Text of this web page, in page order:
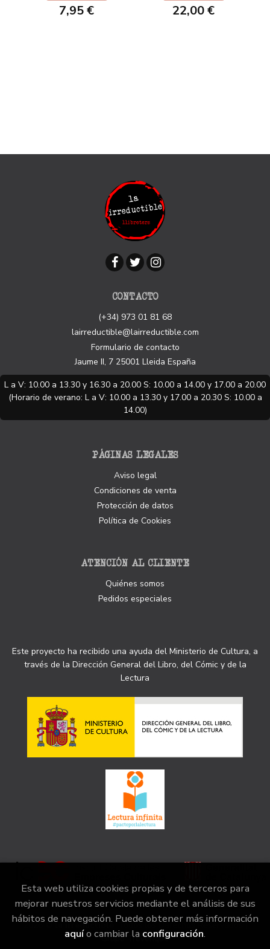
7,95 € 22,00 €
CONTACTO
(+34) 973 01 81 68
lairreductible@lairreductible.com
Formulario de contacto
Jaume II, 7 25001 Lleida España
L a V: 10.00 a 13.30 y 16.30 a 20.00 S: 10.00 a 14.00 y 17.00 a 20.00
(Horario de verano: L a V: 10.00 a 13.30 y 17.00 a 20.30 S: 10.00 a
14.00)
PÁGINAS LEGALES
Aviso legal
Condiciones de venta
Protección de datos
Política de Cookies
ATENCIÓN AL CLIENTE
Quiénes somos
Pedidos especiales
Este proyecto ha recibido una ayuda del Ministerio de Cultura, a
través de la Dirección General del Libro, del Cómic y de la
Lectura
2026 ©la irreductible . Todos los Derechos Reservados |
Grupo Trevenque
Esta web utiliza cookies propias y de terceros para
mejorar nuestros servicios mediante el análisis de sus
hábitos de navegación. Puede obtener más información
aquío cambiar la configuración.